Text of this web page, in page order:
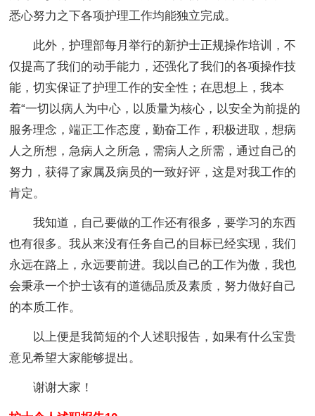
悉心努力之下各项护理工作均能独立完成。
此外，护理部每月举行的新护士正规操作培训，不
仅提高了我们的动手能力，还强化了我们的各项操作技
能，切实保证了护理工作的安全性；在思想上，我本
着“一切以病人为中心，以质量为核心，以安全为前提的
服务理念，端正工作态度，勤奋工作，积极进取，想病
人之所想，急病人之所急，需病人之所需，通过自己的
努力，获得了家属及病员的一致好评，这是对我工作的
肯定。
我知道，自己要做的工作还有很多，要学习的东西
也有很多。我从来没有任务自己的目标已经实现，我们
永远在路上，永远要前进。我以自己的工作为傲，我也
会秉承一个护士该有的道德品质及素质，努力做好自己
的本质工作。
以上便是我简短的个人述职报告，如果有什么宝贵
意见希望大家能够提出。
谢谢大家！